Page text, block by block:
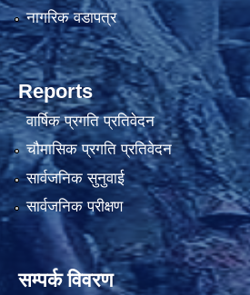
नागरिक वडापत्र
Reports
वार्षिक प्रगति प्रतिवेदन
चौमासिक प्रगति प्रतिवेदन
सार्वजनिक सुनुवाई
सार्वजनिक परीक्षण
सम्पर्क विवरण